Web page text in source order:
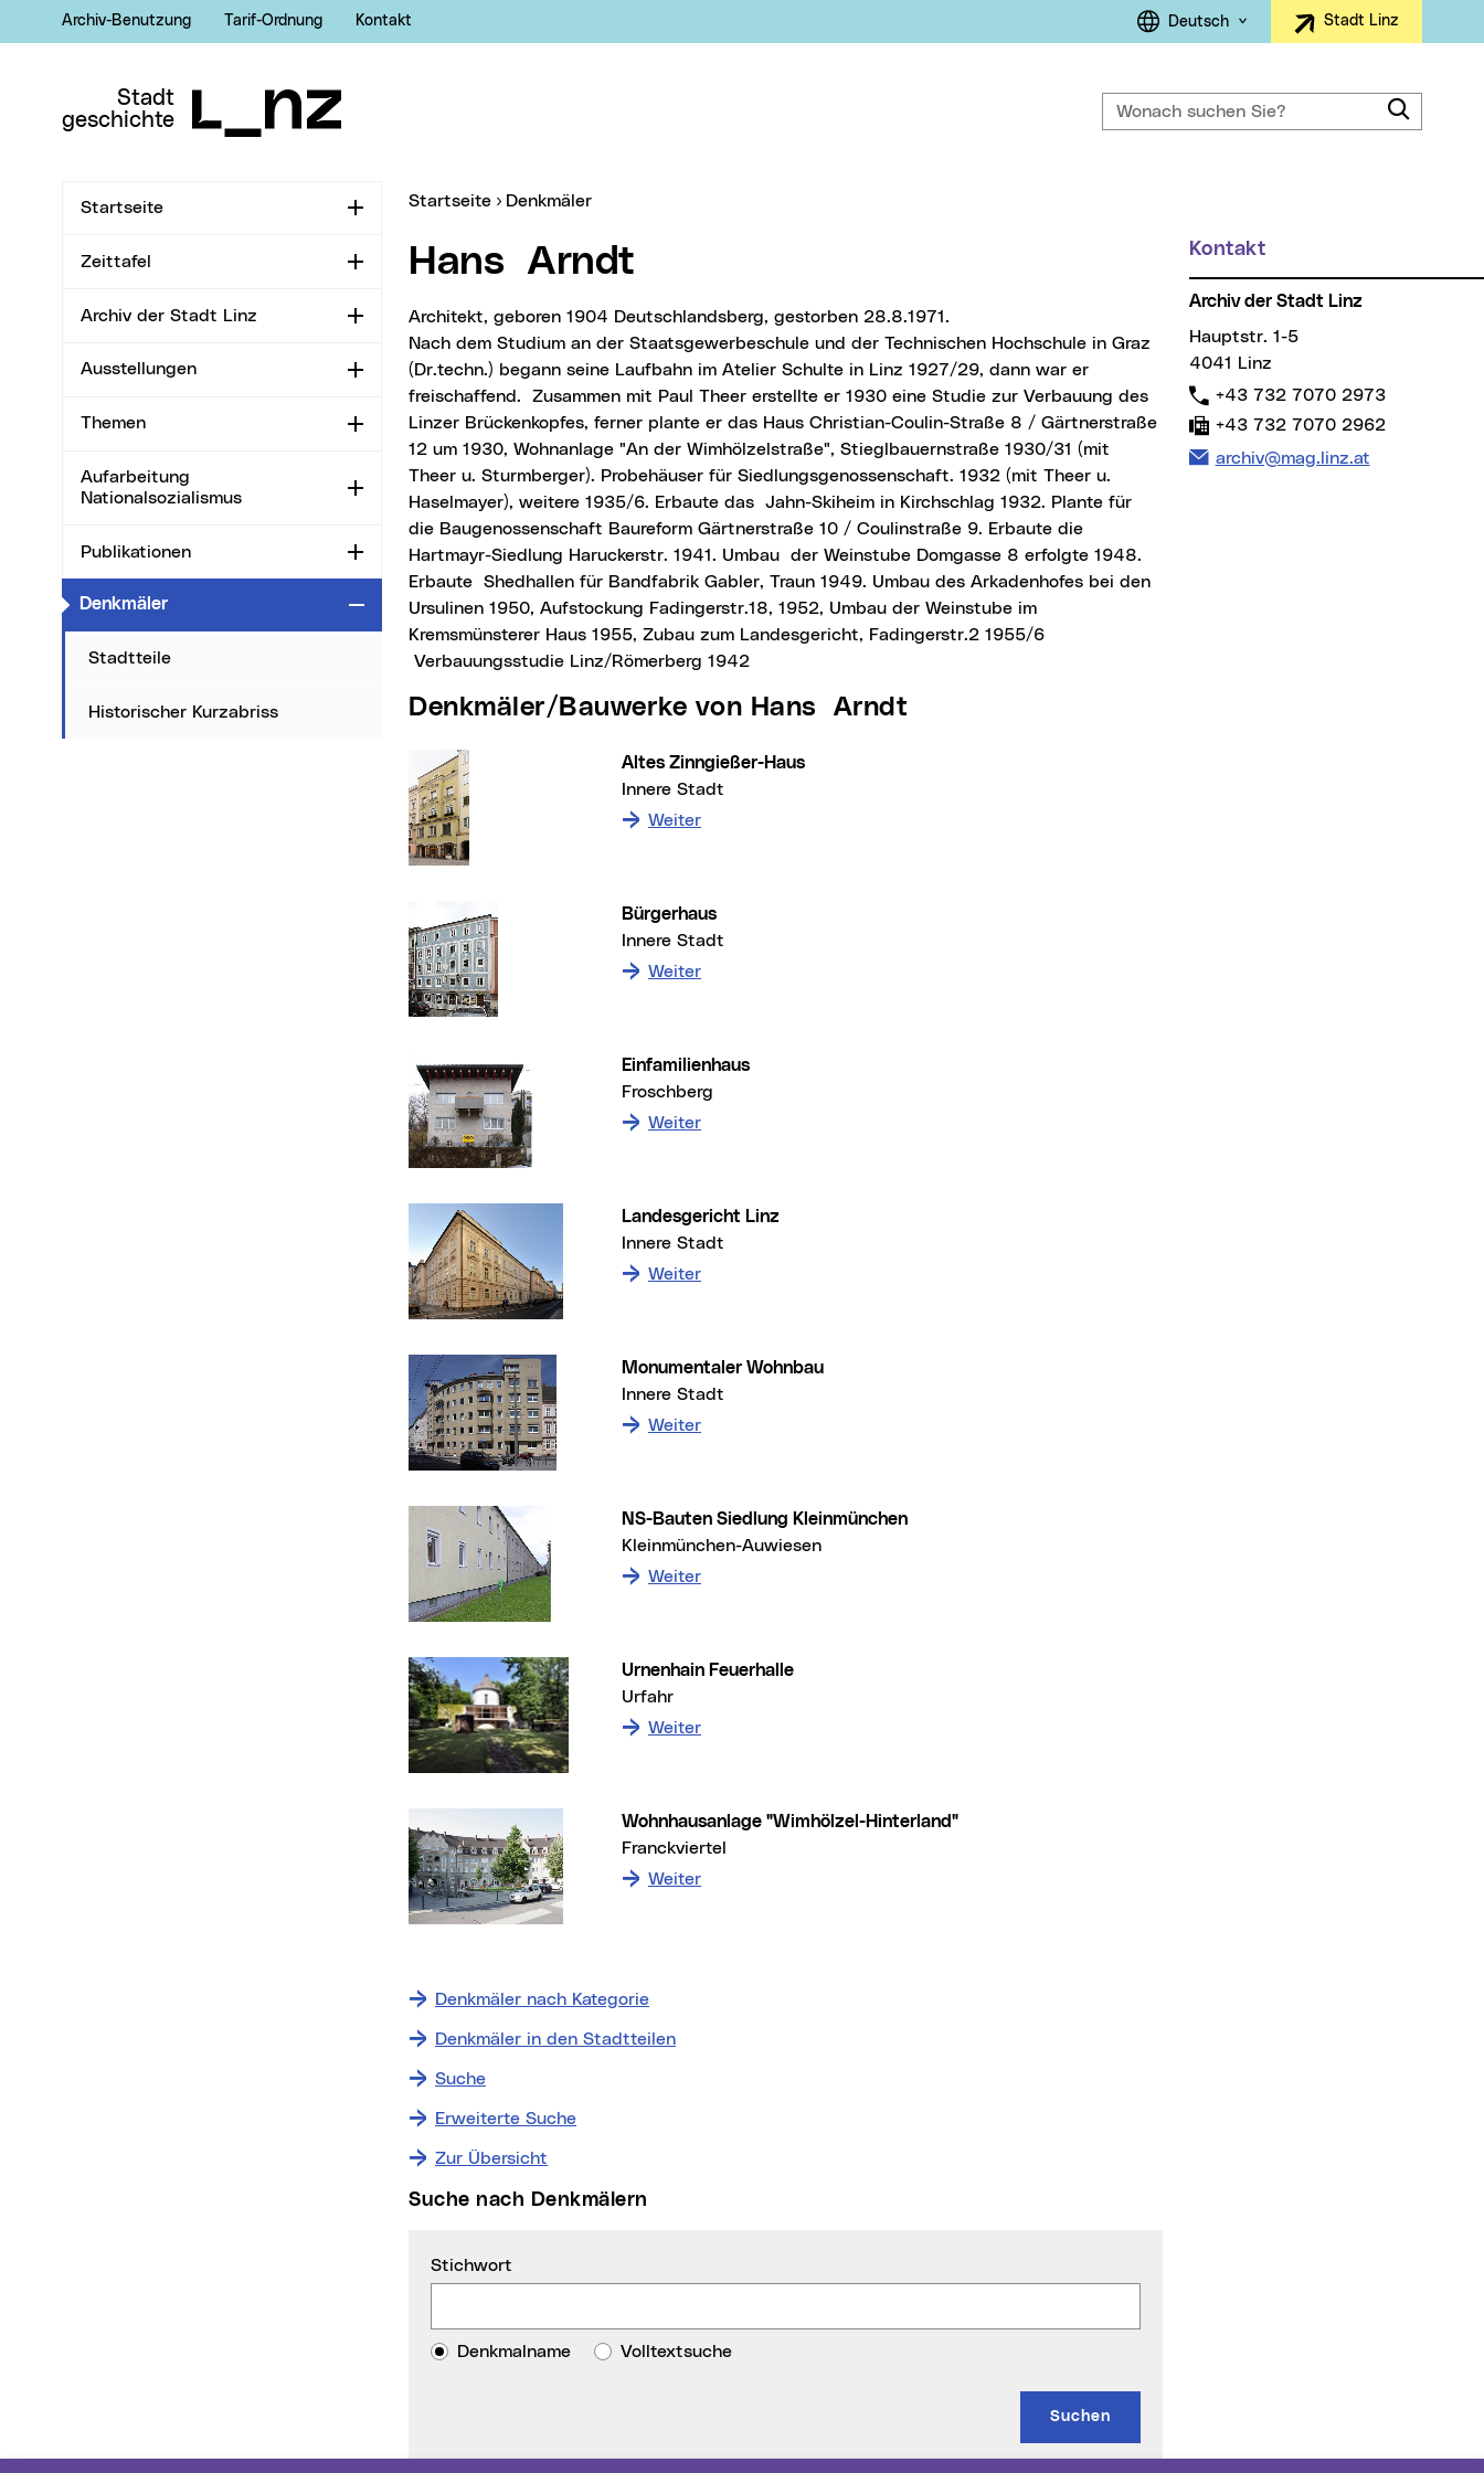
Zur Navigation
Archiv-Benutzung Tarif-Ordnung Kontakt
Sprachauswahl
Deutsch Stadt Linz
Stadt
geschichte
Wonach suchen Sie?
Startseite Aufklappen
Zeittafel Aufklappen
Archiv der Stadt Linz Aufklappen
Ausstellungen Aufklappen
Themen Aufklappen
Aufarbeitung
Nationalsozialismus
Aufklappen
Publikationen Aufklappen
Denkmäler(aktueller Menüpunkt) Zuklappen
Stadtteile
Historischer Kurzabriss
Sie sind hier:
Startseite Denkmäler
Hans Arndt
Architekt, geboren 1904 Deutschlandsberg, gestorben 28.8.1971.
Nach dem Studium an der Staatsgewerbeschule und der Technischen Hochschule in Graz
(Dr.techn.) begann seine Laufbahn im Atelier Schulte in Linz 1927/29, dann war er
freischaffend. Zusammen mit Paul Theer erstellte er 1930 eine Studie zur Verbauung des
Linzer Brückenkopfes, ferner plante er das Haus Christian-Coulin-Straße 8 / Gärtnerstraße
12 um 1930, Wohnanlage "An der Wimhölzelstraße", Stieglbauernstraße 1930/31 (mit
Theer u. Sturmberger). Probehäuser für Siedlungsgenossenschaft. 1932 (mit Theer u.
Haselmayer), weitere 1935/6. Erbaute das Jahn-Skiheim in Kirchschlag 1932. Plante für
die Baugenossenschaft Baureform Gärtnerstraße 10 / Coulinstraße 9. Erbaute die
Hartmayr-Siedlung Haruckerstr. 1941. Umbau der Weinstube Domgasse 8 erfolgte 1948.
Erbaute Shedhallen für Bandfabrik Gabler, Traun 1949. Umbau des Arkadenhofes bei den
Ursulinen 1950, Aufstockung Fadingerstr.18, 1952, Umbau der Weinstube im
Kremsmünsterer Haus 1955, Zubau zum Landesgericht, Fadingerstr.2 1955/6
Verbauungsstudie Linz/Römerberg 1942
Denkmäler/Bauwerke von Hans Arndt
Altes Zinngießer-Haus
Innere Stadt
Weiter: zum Denkmal Altes Zinngießer-Haus
Bürgerhaus
Innere Stadt
Weiter: zum Denkmal Bürgerhaus
Einfamilienhaus
Froschberg
Weiter: zum Denkmal Einfamilienhaus
Landesgericht Linz
Innere Stadt
Weiter: zum Denkmal Landesgericht Linz
Monumentaler Wohnbau
Innere Stadt
Weiter: zum Denkmal Monumentaler Wohnbau
NS-Bauten Siedlung Kleinmünchen
Kleinmünchen-Auwiesen
Weiter: zum Denkmal NS-Bauten Siedlung Kleinmünchen
Urnenhain Feuerhalle
Urfahr
Weiter: zum Denkmal Urnenhain Feuerhalle
Wohnhausanlage "Wimhölzel-Hinterland"
Franckviertel
Weiter: zum Denkmal Wohnhausanlage "Wimhölzel-Hinterland"
Denkmäler nach Kategorie
Denkmäler in den Stadtteilen
Suche
Erweiterte Suche
Zur Übersicht
Suche nach Denkmälern
Stichwort
Denkmalname Volltextsuche
Weitere Informationen
Kontakt
Archiv der Stadt Linz
Hauptstr. 1-5
4041 Linz
Telefon:
+43 732 7070 2973
Fax:
+43 732 7070 2962
E-Mail Adresse:
archiv@mag.linz.at